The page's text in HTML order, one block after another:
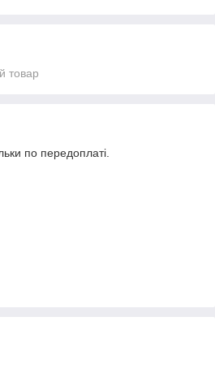
товар
по передоплаті.